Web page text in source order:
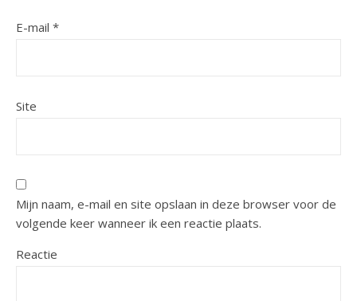
E-mail *
Site
Mijn naam, e-mail en site opslaan in deze browser voor de
volgende keer wanneer ik een reactie plaats.
Reactie